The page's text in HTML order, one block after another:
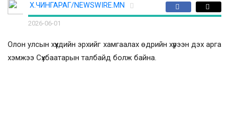
Х.ЧИНГАРАГ/NEWSWIRE.MN
2026-06-01
Олон улсын хүүхдийн эрхийг хамгаалах өдрийн хүрээн дэх арга
хэмжээ Сүхбаатарын талбайд болж байна.